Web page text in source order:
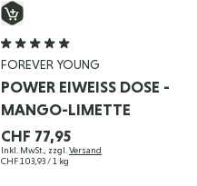
FOREVER YOUNG
POWER EIWEISS DOSE - M
ANGO-LIMETTE
CHF 77,95
Inkl. MwSt., zzgl. Versand
CHF 103,93 / 1 kg